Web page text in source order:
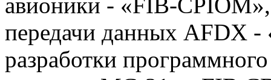
передачи данных AFDX -
разработки